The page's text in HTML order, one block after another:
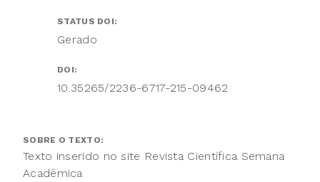
STATUS DOI:
Gerado
DOI:
10.35265/2236-6717-215-09462
SOBRE O TEXTO:
Texto inserido no site Revista Científica Semana
Acadêmica